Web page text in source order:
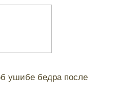
ушибе бедра после